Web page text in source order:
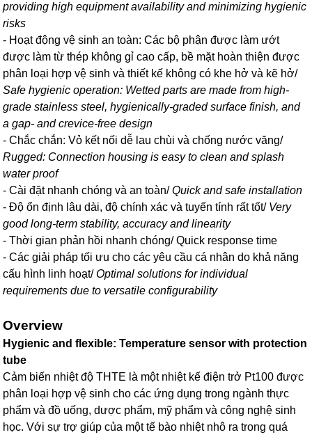
providing high equipment availability and minimizing hygienic
risks
- Hoạt động vệ sinh an toàn: Các bộ phận được làm ướt
được làm từ thép không gỉ cao cấp, bề mặt hoàn thiện được
phân loại hợp vệ sinh và thiết kế không có khe hở và kẽ hở/
Safe hygienic operation: Wetted parts are made from high-
grade stainless steel, hygienically-graded surface finish, and
a gap- and crevice-free design
- Chắc chắn: Vỏ kết nối dễ lau chùi và chống nước văng/
Rugged: Connection housing is easy to clean and splash
water proof
- Cài đặt nhanh chóng và an toàn/Quick and safe installation
- Độ ổn định lâu dài, độ chính xác và tuyến tính rất tốt/ Very
good long-term stability, accuracy and linearity
- Thời gian phản hồi nhanh chóng/ Quick response time
- Các giải pháp tối ưu cho các yêu cầu cá nhân do khả năng
cấu hình linh hoạt/Optimal solutions for individual
requirements due to versatile configurability
Overview
Hygienic and flexible: Temperature sensor with protection
tube
Cảm biến nhiệt độ THTE là một nhiệt kế điện trở Pt100 được
phân loại hợp vệ sinh cho các ứng dụng trong ngành thực
phẩm và đồ uống, dược phẩm, mỹ phẩm và công nghệ sinh
học. Với sự trợ giúp của một tế bào nhiệt nhô ra trong quá